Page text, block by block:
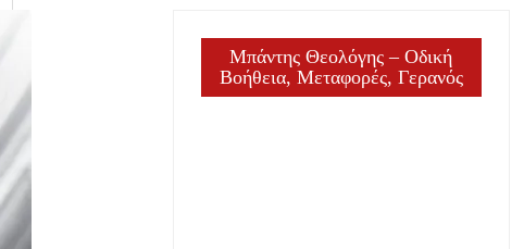
Μπάντης Θεολόγης – Οδική
Βοήθεια, Μεταφορές, Γερανός